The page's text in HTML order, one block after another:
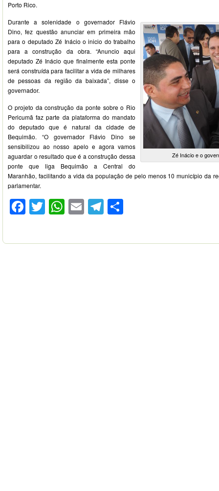
Porto Rico.
Zé Inácio e o
Durante a solenidade o governador Flávio
Dino, fez questão anunciar em primeira mão
para o deputado Zé Inácio o inicio do trabalho
para a construção da obra. “Anuncio aqui
deputado Zé Inácio que finalmente esta ponte
será construída para facilitar a vida de milhares
de pessoas da região da baixada”, disse o
governador.
O projeto da construção da ponte sobre o Rio
Pericumã faz parte da plataforma do mandato
do deputado que é natural da cidade de
Bequimão. “O governador Flávio Dino se
sensibilizou ao nosso apelo e agora vamos
aguardar o resultado que é a construção dessa
ponte que liga Bequimão a Central do
Maranhão, facilitando a vida da população de pelo menos 10 município da
parlamentar.
Facebook
Twitter
WhatsApp
EmailTelegram